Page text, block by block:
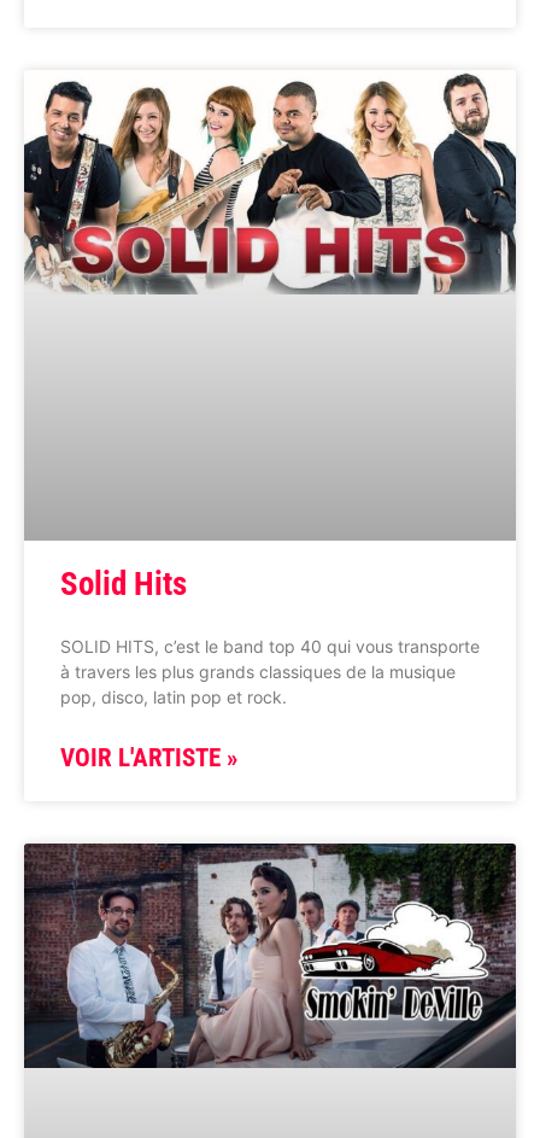
Solid Hits
SOLID HITS, c’est le band top 40 qui vous transporte
à travers les plus grands classiques de la musique
pop, disco, latin pop et rock.
VOIR L'ARTISTE »